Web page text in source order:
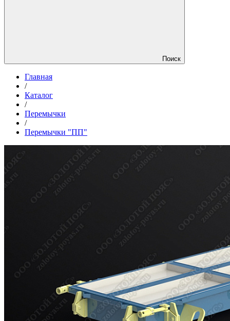
Поиск
Главная
/
Каталог
/
Перемычки
/
Перемычки "ПП"